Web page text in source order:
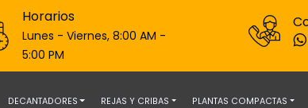
Horarios
Lunes - Viernes, 8:00 AM -
5:00 PM
DECANTADORES REJAS Y CRIBAS PLANTAS COMPACTAS